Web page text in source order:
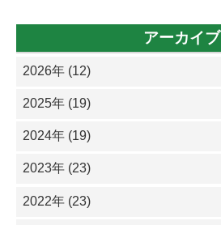
アーカイブ
2026年 (12)
2025年 (19)
2024年 (19)
2023年 (23)
2022年 (23)